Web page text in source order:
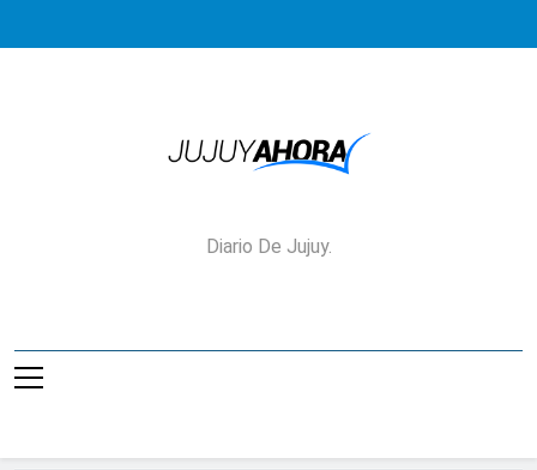
Jujuy Ahora!
Diario De Jujuy.